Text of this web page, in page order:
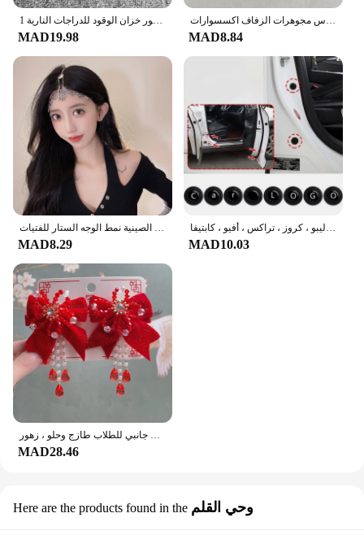
1 قطعة ملصقات السيارات الرجل الحديدي لنافذة الباب السيارات الجسم الشارات مقاوم للماء السم اكسسوارات الديكور على ديكور خزان الوقود للدراجات النارية
MAD19.98
النمط الصيني الشعر العصي خمر خلات الراتنج عود النساء دبابيس الشعر كليب دبوس أغطية الرأس مجوهرات الزفاف اكسسوارات
MAD8.84
العتيقة الصينية نمط الوجه الستار للفتيات ، Hanfu اكسسوارات للشعر ، شرابة طويلة ، مطرز خطوة هزة آذان ، معلقة عقال الطرف مجوهرات
MAD8.29
ممتص صدمات لباب السيارة من السيليكون ، وسادة عازلة ، حصيرة ، وسادة ، ملحقات ، شيفروليه كامارو ، ماليبو ، كروز ، تراكس ، أفيو ، كابتيفا
MAD10.03
مجموعة مشبك شعر كرتوني لطيف لطفلة صغيرة ، إكسسوارات شعر للأطفال ، مشبك جانبي للطلاب طازج وحلو ، زهور
MAD28.46
Here are the products found in the وحي القلم